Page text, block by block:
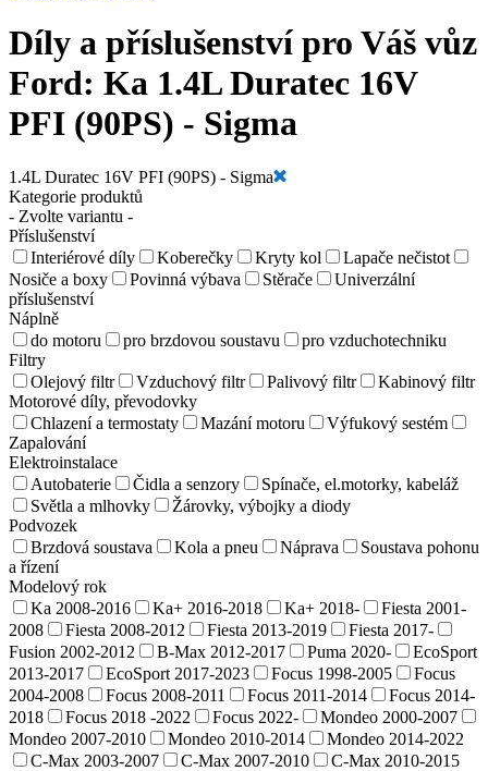
Díly a příslušenství pro Váš vůz
Ford: Ka 1.4L Duratec 16V
PFI (90PS) - Sigma
1.4L Duratec 16V PFI (90PS) - Sigma
Kategorie produktů
- Zvolte variantu -
Příslušenství
Interiérové díly
Koberečky Kryty kol
Lapače nečistot
Nosiče a boxy
Povinná výbava Stěrače
Univerzální
příslušenství
Náplně
do motoru
pro brzdovou soustavu
pro vzduchotechniku
Filtry
Olejový filtr
Vzduchový filtr Palivový filtr
Kabinový filtr
Motorové díly, převodovky
Chlazení a termostaty
Mazání motoru
Výfukový sestém
Zapalování
Elektroinstalace
Autobaterie
Čidla a senzory
Spínače, el.motorky, kabeláž
Světla a mlhovky
Žárovky, výbojky a diody
Podvozek
Brzdová soustava
Kola a pneu Náprava
Soustava pohonu
a řízení
Modelový rok
Ka 2008-2016
Ka+ 2016-2018 Ka+ 2018-
Fiesta 2001-
2008
Fiesta 2008-2012 Fiesta 2013-2019
Fiesta 2017-
Fusion 2002-2012
B-Max 2012-2017 Puma 2020-
EcoSport
2013-2017
EcoSport 2017-2023 Focus 1998-2005
Focus
2004-2008
Focus 2008-2011 Focus 2011-2014
Focus 2014-
2018
Focus 2018 -2022 Focus 2022-
Mondeo 2000-2007
Mondeo 2007-2010
Mondeo 2010-2014
Mondeo 2014-2022
C-Max 2003-2007
C-Max 2007-2010
C-Max 2010-2015